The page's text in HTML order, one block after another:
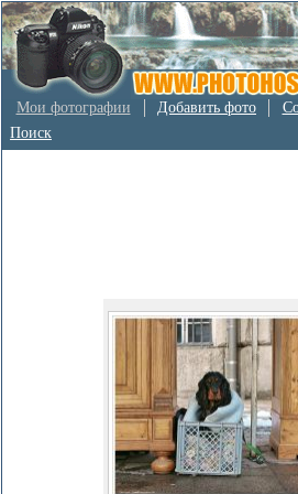
Мои фотографии
Добавить фото
Поиск